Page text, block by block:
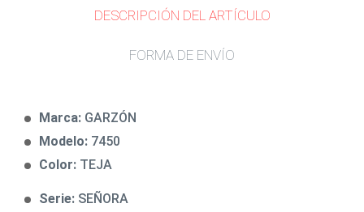
DESCRIPCIÓN DEL ARTÍCULO
FORMA DE ENVÍO
Marca: GARZÓN
Modelo: 7450
Color: TEJA
Serie: SEÑORA